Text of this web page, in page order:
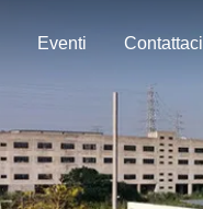
Eventi Contattaci